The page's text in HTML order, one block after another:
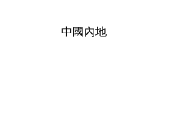
中國內地